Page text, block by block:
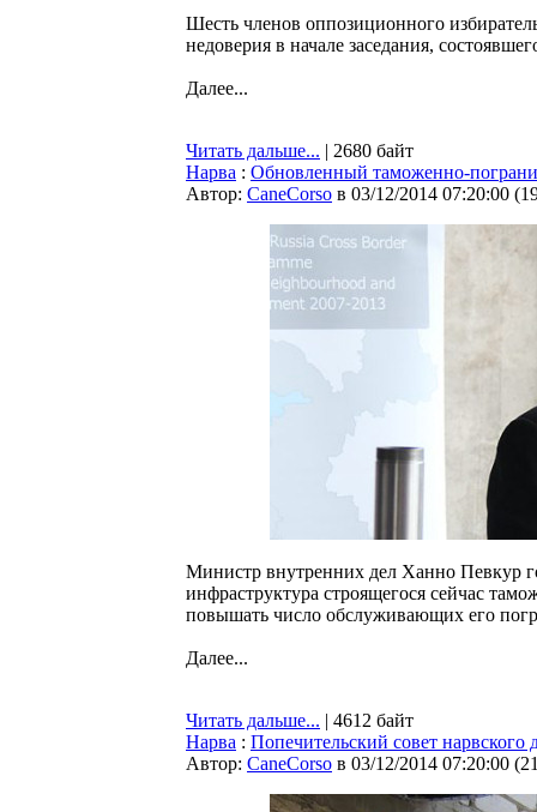
Шесть членов оппозиционного
недоверия в начале заседания,
Далее...
Читать дальше... | 2680 байт
Нарва : Обновленный таможенно-
Автор: CaneCorso в 03/12/2014 07:20:00 (
Министр внутренних дел Ханно Певкур
инфраструктура строящегося сейчас
повышать число обслуживающих его
Далее...
Читать дальше... | 4612 байт
Нарва : Попечительский совет нарвского
Автор: CaneCorso в 03/12/2014 07:20:00 (